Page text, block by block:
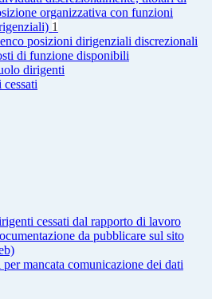
organizzativa con funzioni
1
posizioni dirigenziali discrezionali
di funzione disponibili
dirigenti
cessati dal rapporto di lavoro
da pubblicare sul sito
per mancata comunicazione dei dati